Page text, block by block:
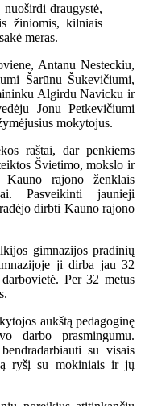
draugystė,
žiniomis, kilniais
meras.
Antanu Nesteckiu,
Šarūnu Šukevičiumi,
Algirdu Navicku ir
Jonu Petkevičiumi
mokytojus.
raštai, dar penkiems
Švietimo, mokslo ir
rajono ženklais
Pasveikinti jaunieji
dirbti Kauno rajono
gimnazijos pradinių
ji dirba jau 32
Per 32 metus
aukštą pedagoginę
darbo prasmingumu.
su visais
ryšį su mokiniais ir jų